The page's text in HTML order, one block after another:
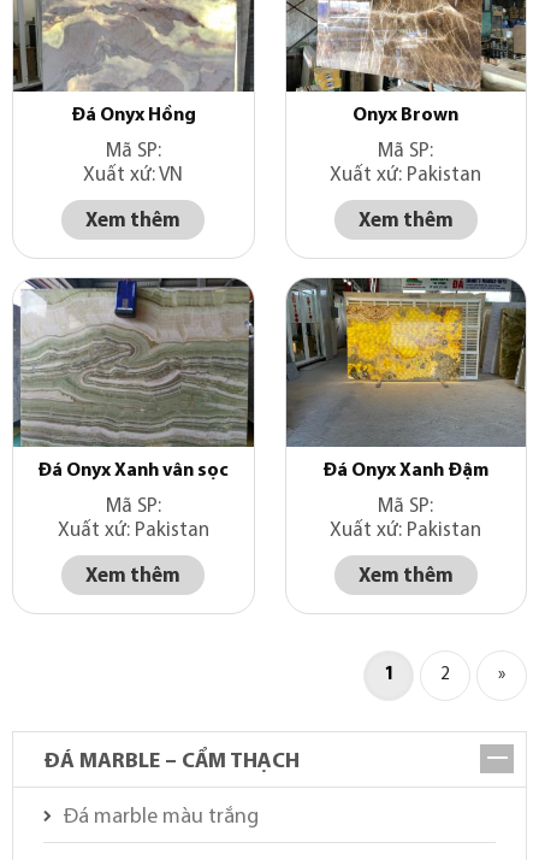
Đá Onyx Hồng
Mã SP:
Xuất xứ: VN
Xem thêm
Onyx Brown
Mã SP:
Xuất xứ: Pakistan
Xem thêm
Đá Onyx Xanh vân sọc
Mã SP:
Xuất xứ: Pakistan
Xem thêm
Đá Onyx Xanh Đậm
Mã SP:
Xuất xứ: Pakistan
Xem thêm
1 2 »
ĐÁ MARBLE – CẨM THẠCH
Đá marble màu trắng